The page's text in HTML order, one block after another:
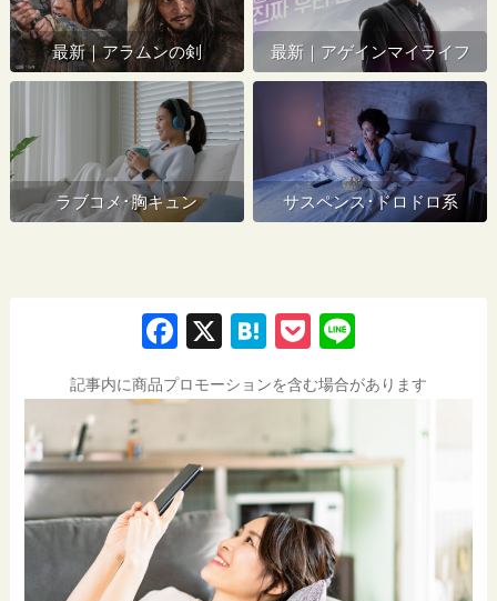
最新｜アラムンの剣 最新｜アゲインマイライフ
ラブコメ･胸キュン サスペンス･ドロドロ系
F
c
b
o
o
k
X
H
at
e
n
a
P
o
ck
et
e
記事内に商品プロモーションを含む場合があります